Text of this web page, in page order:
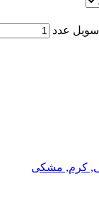
عدد
, کرم, مشکی